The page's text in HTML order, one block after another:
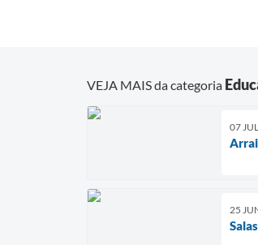
VEJA MAIS da categoria
07
25